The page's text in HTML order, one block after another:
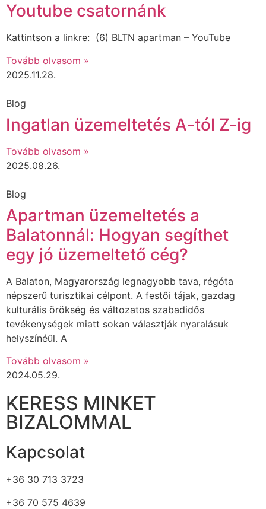
Youtube csatornánk
Kattintson a linkre: (6) BLTN apartman – YouTube
Tovább olvasom »
2025.11.28.
Blog
Ingatlan üzemeltetés A-tól Z-ig
Tovább olvasom »
2025.08.26.
Blog
Apartman üzemeltetés a
Balatonnál: Hogyan segíthet
egy jó üzemeltető cég?
A Balaton, Magyarország legnagyobb tava, régóta
népszerű turisztikai célpont. A festői tájak, gazdag
kulturális örökség és változatos szabadidős
tevékenységek miatt sokan választják nyaralásuk
helyszínéül. A
Tovább olvasom »
2024.05.29.
KERESS MINKET
BIZALOMMAL
Kapcsolat
+36 30 713 3723
+36 70 575 4639